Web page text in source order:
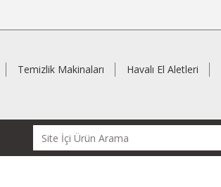
Temizlik Makinaları Havalı El Aletleri